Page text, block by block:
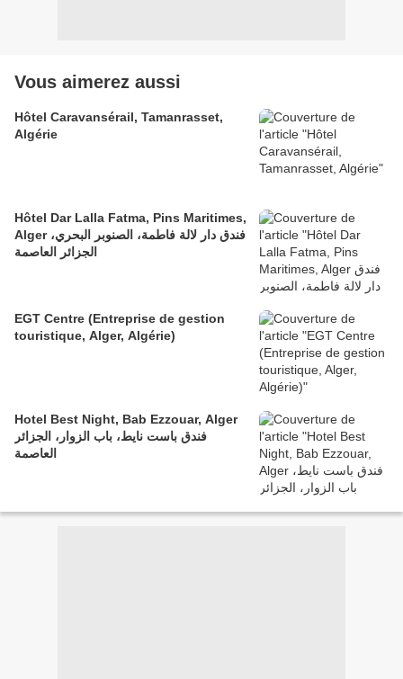
Vous aimerez aussi
Hôtel Caravansérail, Tamanrasset,
Algérie
Hôtel Dar Lalla Fatma, Pins Maritimes,
Alger فندق دار لالة فاطمة، الصنوبر البحري،
الجزائر العاصمة
EGT Centre (Entreprise de gestion
touristique, Alger, Algérie)
Hotel Best Night, Bab Ezzouar, Alger
فندق باست نايط، باب الزوار، الجزائر
العاصمة